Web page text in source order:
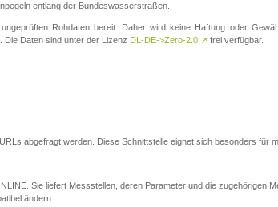
entlang der Bundeswasserstraßen.
Rohdaten bereit. Daher wird keine Haftung oder
Die Daten sind unter der Lizenz DL-DE->Zero-2.0 ↗ frei verfügbar.
abgefragt werden. Diese Schnittstelle eignet sich besonders für
Sie liefert Messstellen, deren Parameter und die zugehörigen
ändern.